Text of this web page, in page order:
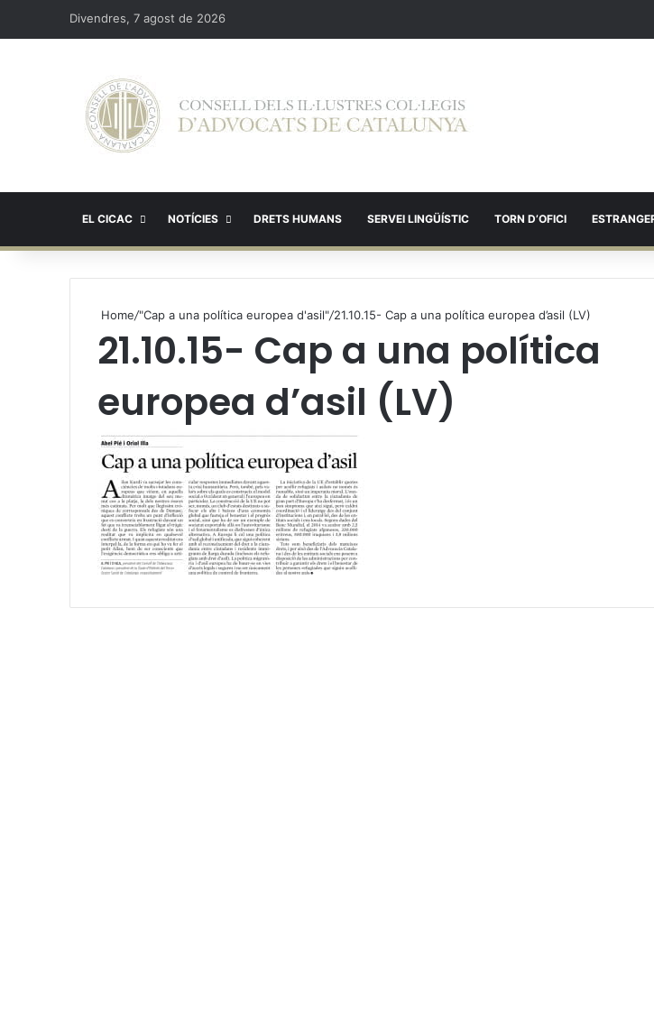
Divendres, 7 agost de 2026
EL CICAC NOTÍCIES DRETS HUMANS SERVEI LINGÜÍSTIC TORN D’OFICI
Home/"Cap a una política europea d'asil"/21.10.15- Cap a una política europea d’asil (LV)
21.10.15- Cap a una política
europea d’asil (LV)